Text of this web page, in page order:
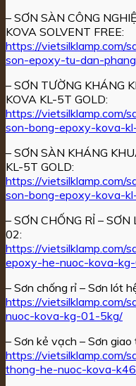
– SƠN SÀN CÔNG
KOVA SOLVENT FREE:
https://vietsilklamp.com/
son-epoxy-tu-dan-
– SƠN TƯỜNG KHÁNG
KOVA KL-5T GOLD:
https://vietsilklamp.com/
son-bong-epoxy-kova-
– SƠN SÀN KHÁNG
KL-5T GOLD:
https://vietsilklamp.com/
son-bong-epoxy-kova-
– SƠN CHỐNG RỈ – SƠN
02:
https://vietsilklamp.com/
epoxy-he-nuoc-kova-
– Sơn chống rỉ – Sơn lót
https://vietsilklamp.com/
nuoc-kova-kg-01-5kg/
– Sơn kẻ vạch – Sơn
https://vietsilklamp.com/
thong-he-nuoc-kova-